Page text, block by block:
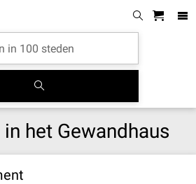
het Gewandhaus